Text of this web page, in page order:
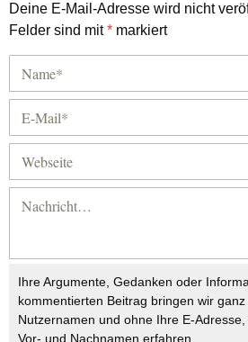
Deine E-Mail-Adresse wird nicht
Felder sind mit* markiert
Ihre Argumente, Gedanken oder
kommentierten Beitrag bringen wir
Nutzernamen und ohne Ihre E-
Vor- und Nachnamen erfahren.